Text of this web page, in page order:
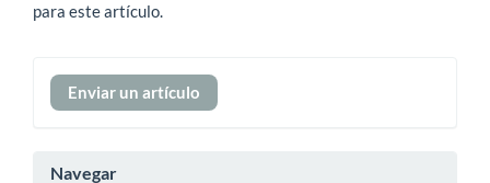
para este artículo.
Enviar
un
Enviar un artículo
Navegar